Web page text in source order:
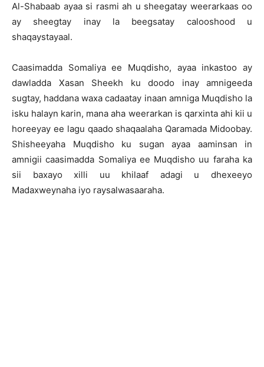
Al-Shabaab ayaa si rasmi ah u sheegatay weerarkaas oo
ay sheegtay inay la beegsatay calooshood u
shaqaystayaal.
Caasimadda Somaliya ee Muqdisho, ayaa inkastoo ay
dawladda Xasan Sheekh ku doodo inay amnigeeda
sugtay, haddana waxa cadaatay inaan amniga Muqdisho la
isku halayn karin, mana aha weerarkan is qarxinta ahi kii u
horeeyay ee lagu qaado shaqaalaha Qaramada Midoobay.
Shisheeyaha Muqdisho ku sugan ayaa aaminsan in
amnigii caasimadda Somaliya ee Muqdisho uu faraha ka
sii baxayo xilli uu khilaaf adagi u dhexeeyo
Madaxweynaha iyo raysalwasaaraha.